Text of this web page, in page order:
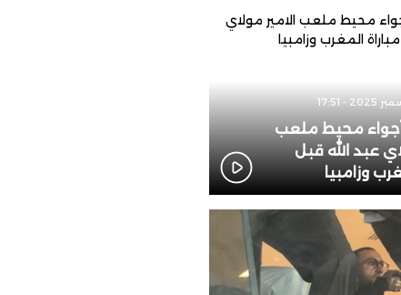
أجواء محيط ملعب
عبد الله قبل
وزامبيا